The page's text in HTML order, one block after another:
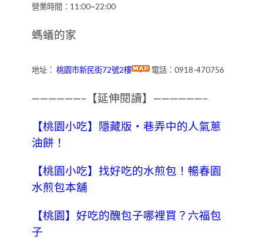
營業時間：11:00~22:00
螞蟻的家
地址： 桃園市新民街72號2樓 電話：0918-470756
——————–【延伸閱讀】——————–
【桃園小吃】隱藏版‧巷弄中的人氣蔥
油餅！
【桃園小吃】找好吃的水煎包！暢春園
水煎包本舖
【桃園】好吃的醜包子哪裡買？六福包
子